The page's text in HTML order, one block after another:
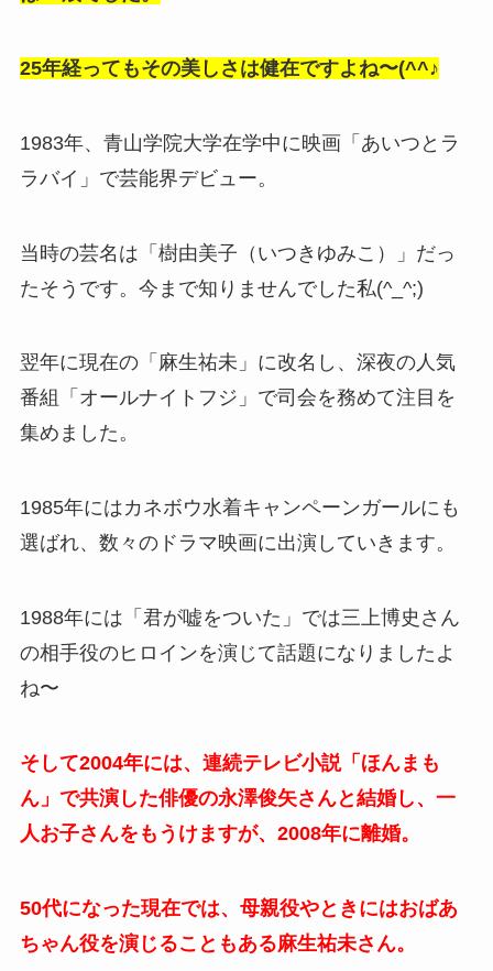
25年経ってもその美しさは健在ですよね〜(^^♪
1983年、青山学院大学在学中に映画「あいつとラ
ラバイ」で芸能界デビュー。
当時の芸名は「樹由美子（いつきゆみこ）」だっ
たそうです。今まで知りませんでした私(^_^;)
翌年に現在の「麻生祐未」に改名し、深夜の人気
番組「オールナイトフジ」で司会を務めて注目を
集めました。
1985年にはカネボウ水着キャンペーンガールにも
選ばれ、数々のドラマ映画に出演していきます。
1988年には「君が嘘をついた」では三上博史さん
の相手役のヒロインを演じて話題になりましたよ
ね〜
そして2004年には、連続テレビ小説「ほんまも
ん」で共演した俳優の永澤俊矢さんと結婚し、一
人お子さんをもうけますが、2008年に離婚。
50代になった現在では、母親役やときにはおばあ
ちゃん役を演じることもある麻生祐未さん。